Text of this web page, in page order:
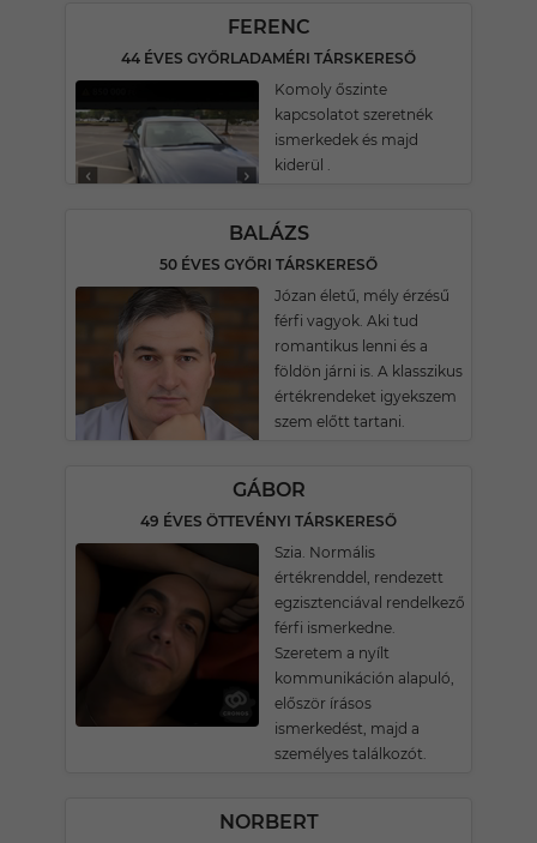
FERENC
44 ÉVES GYŐRLADAMÉRI TÁRSKERESŐ
Komoly őszinte
kapcsolatot szeretnék
ismerkedek és majd
kiderül .
BALÁZS
50 ÉVES GYŐRI TÁRSKERESŐ
Józan életű, mély érzésű
férfi vagyok. Aki tud
romantikus lenni és a
földön járni is. A klasszikus
értékrendeket igyekszem
szem előtt tartani.
GÁBOR
49 ÉVES ÖTTEVÉNYI TÁRSKERESŐ
Szia. Normális
értékrenddel, rendezett
egzisztenciával rendelkező
férfi ismerkedne.
Szeretem a nyílt
kommunikáción alapuló,
először írásos
ismerkedést, majd a
személyes találkozót.
NORBERT